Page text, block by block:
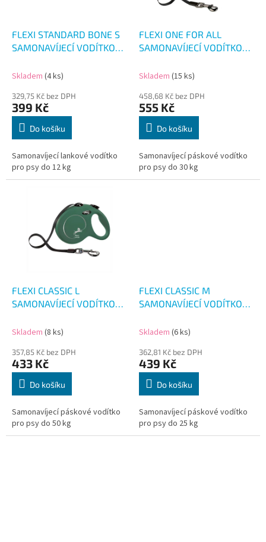
FLEXI STANDARD BONE S
SAMONAVÍJECÍ VODÍTKO
Skladem (4 ks)
329,75 Kč bez DPH
399 Kč
Do košíku
Samonavíjecí lankové vodítko
pro psy do 12 kg
FLEXI ONE FOR ALL
SAMONAVÍJECÍ VODÍTKO
Skladem (15 ks)
458,68 Kč bez DPH
555 Kč
Do košíku
Samonavíjecí páskové vodítko
pro psy do 30 kg
FLEXI CLASSIC L
SAMONAVÍJECÍ VODÍTKO
Skladem (8 ks)
357,85 Kč bez DPH
433 Kč
Do košíku
Samonavíjecí páskové vodítko
pro psy do 50 kg
FLEXI CLASSIC M
SAMONAVÍJECÍ VODÍTKO
Skladem (6 ks)
362,81 Kč bez DPH
439 Kč
Do košíku
Samonavíjecí páskové vodítko
pro psy do 25 kg